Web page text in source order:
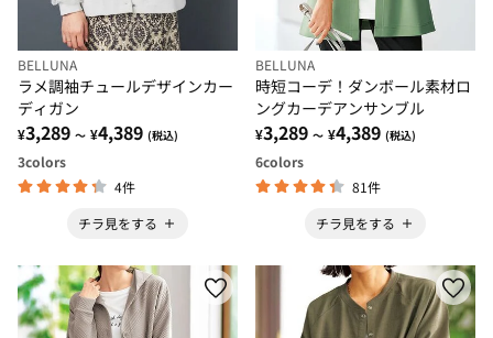
BELLUNA
ラメ調袖チュールデザインカー
ディガン
¥3,289 ～ ¥4,389 (税込)
3colors
4件
チラ見をする
BELLUNA
時短コーデ！ダンボール素材ロ
ングカーデアンサンブル
¥3,289 ～ ¥4,389 (税込)
6colors
81件
チラ見をする